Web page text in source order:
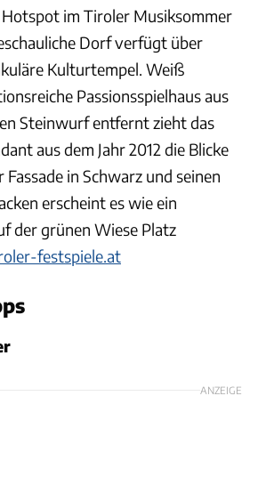
im Tiroler Musiksommer
Dorf verfügt über
Kulturtempel. Weiß
Passionsspielhaus aus
Steinwurf entfernt zieht das
aus dem Jahr 2012 die Blicke
in Schwarz und seinen
erscheint es wie ein
der grünen Wiese Platz
festspiele.at
ANZEIGE